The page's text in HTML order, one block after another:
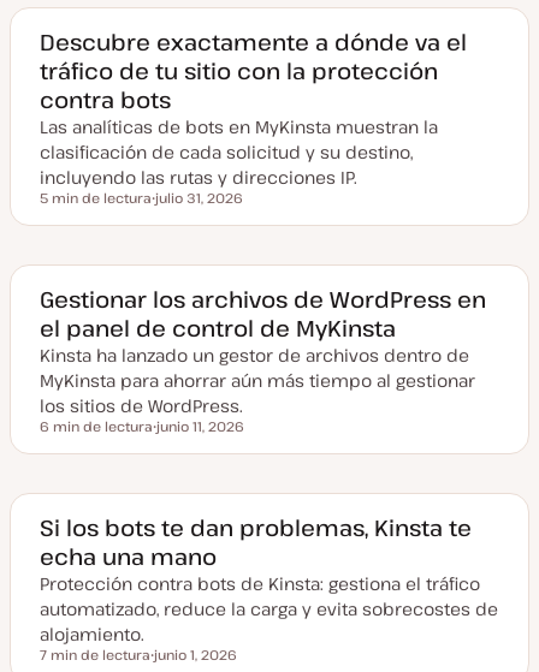
Descubre exactamente a dónde va el
tráfico de tu sitio con la protección
contra bots
Las analíticas de bots en MyKinsta muestran la
clasificación de cada solicitud y su destino,
incluyendo las rutas y direcciones IP.
Tiempo de lectura
5 min de lectura
e
h
a
c
t
u
a
i
z
a
d
julio 31, 2026
Gestionar los archivos de WordPress en
el panel de control de MyKinsta
Kinsta ha lanzado un gestor de archivos dentro de
MyKinsta para ahorrar aún más tiempo al gestionar
los sitios de WordPress.
Tiempo de lectura
6 min de lectura
e
h
a
c
t
u
a
i
a
d
junio 11, 2026
Si los bots te dan problemas, Kinsta te
echa una mano
Protección contra bots de Kinsta: gestiona el tráfico
automatizado, reduce la carga y evita sobrecostes de
alojamiento.
Tiempo de lectura
7 min de lectura junio 1, 2026